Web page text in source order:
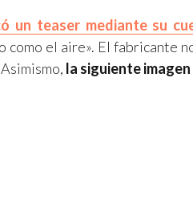
un teaser mediante su
el aire». El fabricante
la siguiente